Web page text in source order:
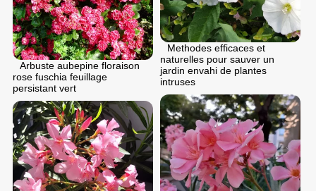
Methodes efficaces et
naturelles pour sauver un
jardin envahi de plantes
intruses
Arbuste aubepine floraison
rose fuschia feuillage
persistant vert